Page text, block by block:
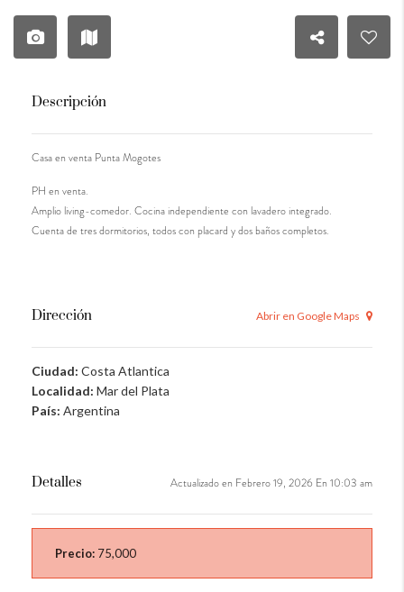
Descripción
Casa en venta Punta Mogotes
PH en venta.
Amplio living-comedor. Cocina independiente con lavadero integrado.
Cuenta de tres dormitorios, todos con placard y dos baños completos.
Dirección Abrir en Google Maps
Ciudad: Costa Atlantica
Localidad: Mar del Plata
País: Argentina
Detalles Actualizado en Febrero 19, 2026 En 10:03 am
Precio: 75,000